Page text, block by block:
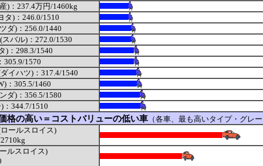
)：237.4万円/1460kg
タ)：246.0/1510
ダ)：256.0/1440
(スバル)：272.0/1530
)：298.3/1540
305.9/1570
イハツ)：317.4/1540
：305.5/1460
ダ)：356.5/1580
：344.7/1510
格の高い＝コストバリューの低い車 （各車、最も高いタイプ・グレ
ールスロイス)
ルスロイス)